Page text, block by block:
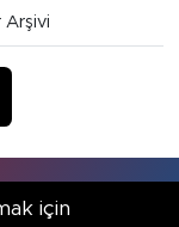
Arşivi
için